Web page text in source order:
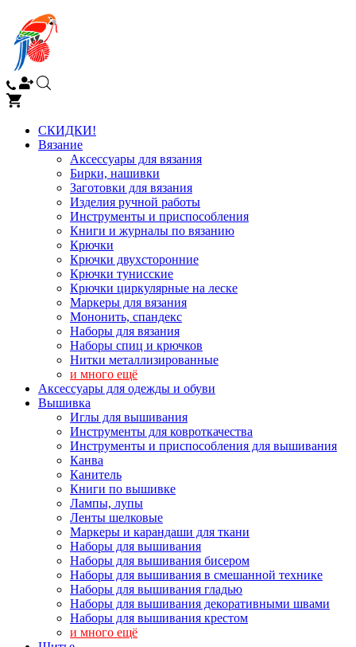
СКИДКИ!
Вязание
Аксессуары для вязания
Бирки, нашивки
Заготовки для вязания
Изделия ручной работы
Инструменты и приспособления
Книги и журналы по вязанию
Крючки
Крючки двухсторонние
Крючки тунисские
Крючки циркулярные на леске
Маркеры для вязания
Мононить, спандекс
Наборы для вязания
Наборы спиц и крючков
Нитки металлизированные
и много ещё
Аксессуары для одежды и обуви
Вышивка
Иглы для вышивания
Инструменты для ковроткачества
Инструменты и приспособления для вышивания
Канва
Канитель
Книги по вышивке
Лампы, лупы
Ленты шелковые
Маркеры и карандаши для ткани
Наборы для вышивания
Наборы для вышивания бисером
Наборы для вышивания в смешанной технике
Наборы для вышивания гладью
Наборы для вышивания декоративными швами
Наборы для вышивания крестом
и много ещё